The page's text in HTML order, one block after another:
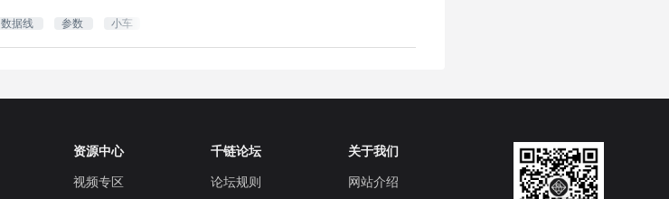
数据线 参数 小车
资源中心
视频专区
千链论坛
论坛规则
关于我们
网站介绍